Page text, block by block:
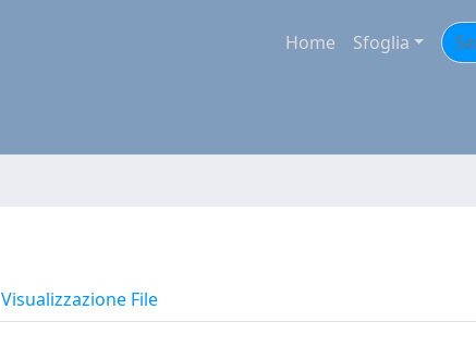
Home Sfoglia
Visualizzazione File